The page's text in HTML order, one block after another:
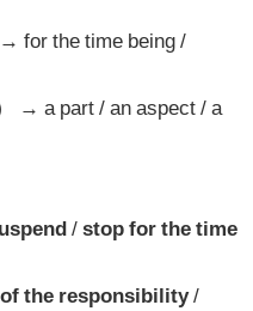
for the time being /
→ a part / an aspect / a
/ stop for the time
the responsibility/